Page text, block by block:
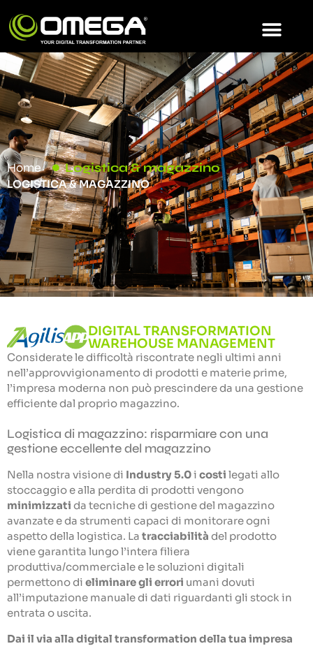
Home Logistica & magazzino
LOGISTICA & MAGAZZINO
DIGITAL TRANSFORMATION
WAREHOUSE MANAGEMENT
Considerate le difficoltà riscontrate negli ultimi anni
nell’approvvigionamento di prodotti e materie prime,
l’impresa moderna non può prescindere da una gestione
efficiente dal proprio magazzino.
Logistica di magazzino: risparmiare con una
gestione eccellente del magazzino
Nella nostra visione di Industry 5.0i costi legati allo
stoccaggio e alla perdita di prodotti vengono
minimizzati da tecniche di gestione del magazzino
avanzate e da strumenti capaci di monitorare ogni
aspetto della logistica. La tracciabilità del prodotto
viene garantita lungo l’intera filiera
produttiva/commerciale e le soluzioni digitali
permettono di eliminare gli errori umani dovuti
all’imputazione manuale di dati riguardanti gli stock in
entrata o uscita.
Dai il via alla digital transformation della tua impresa